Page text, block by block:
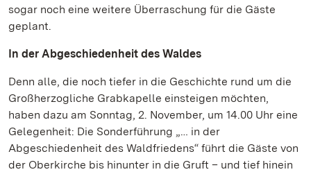
sogar noch eine weitere Überraschung für die Gäste
geplant.
In der Abgeschiedenheit des Waldes
Denn alle, die noch tiefer in die Geschichte rund um die
Großherzogliche Grabkapelle einsteigen möchten,
haben dazu am Sonntag, 2. November, um 14.00 Uhr eine
Gelegenheit: Die Sonderführung „… in der
Abgeschiedenheit des Waldfriedens“ führt die Gäste von
der Oberkirche bis hinunter in die Gruft – und tief hinein